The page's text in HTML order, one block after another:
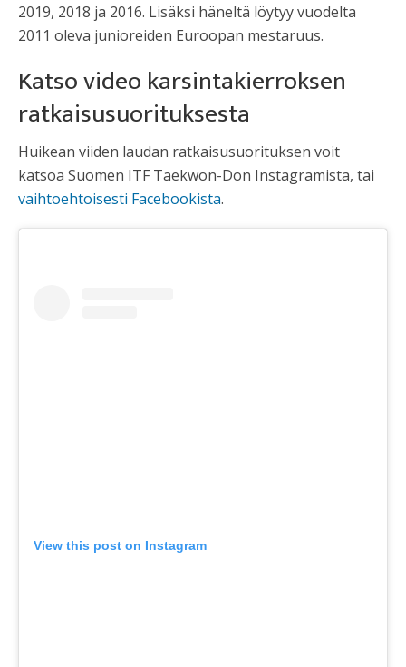
2019, 2018 ja 2016. Lisäksi häneltä löytyy vuodelta
2011 oleva junioreiden Euroopan mestaruus.
Katso video karsintakierroksen
ratkaisusuorituksesta
Huikean viiden laudan ratkaisusuorituksen voit
katsoa Suomen ITF Taekwon-Don Instagramista, tai
vaihtoehtoisesti Facebookista.
View this post on Instagram